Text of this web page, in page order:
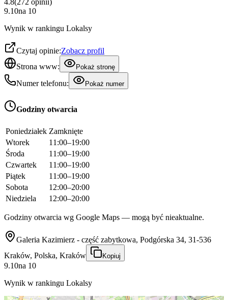
4.8(272 opinii)
9.10na 10
Wynik w rankingu Lokalsy
Czytaj opinie:Zobacz profil
Strona www:
Pokaż stronę
Numer telefonu: Pokaż numer
Godziny otwarcia
Poniedziałek Zamknięte
Wtorek
11:00–19:00
Środa
11:00–19:00
Czwartek
11:00–19:00
Piątek
11:00–19:00
Sobota
12:00–20:00
Niedziela
12:00–20:00
Godziny otwarcia wg Google Maps — mogą być nieaktualne.
Galeria Kazimierz - część zabytkowa, Podgórska 34, 31-536
Kraków, Polska, Kraków
Kopiuj
9.10na 10
Wynik w rankingu Lokalsy